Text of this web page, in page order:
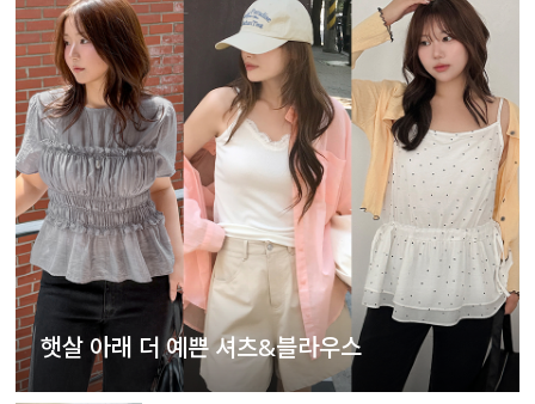
햇살 아래 더 예쁜 셔츠&블라우스